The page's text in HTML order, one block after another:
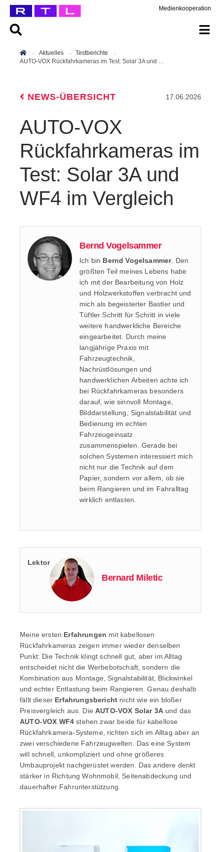
Medienkooperation
Aktuelles
Testberichte
AUTO-VOX Rückfahrkameras im Test: Solar 3A und WF4 im Vergleich
NEWS-ÜBERSICHT 17.06.2026
AUTO-VOX
Rückfahrkameras im
Test: Solar 3A und
WF4 im Vergleich
Bernd Vogelsammer
Ich bin Bernd Vogelsammer. Den
größten Teil meines Lebens habe
ich mit der Bearbeitung von Holz
und Holzwerkstoffen verbracht und
mich als begeisterter Bastler und
Tüftler Schritt für Schritt in viele
weitere handwerkliche Bereiche
eingearbeitet. Durch meine
langjährige Praxis mit
Fahrzeugtechnik,
Nachrüstlösungen und
handwerklichen Arbeiten achte ich
bei Rückfahrkameras besonders
darauf, wie sinnvoll Montage,
Bilddarstellung, Signalstabilität und
Bedienung im echten
Fahrzeugeinsatz
zusammenspielen. Gerade bei
solchen Systemen interessiert mich
nicht nur die Technik auf dem
Papier, sondern vor allem, ob sie
beim Rangieren und im Fahralltag
wirklich entlasten.
Lektor
Bernard Miletic
Meine ersten Erfahrungen mit kabellosen
Rückfahrkameras zeigen immer wieder denselben
Punkt: Die Technik klingt schnell gut, aber im Alltag
entscheidet nicht die Werbebotschaft, sondern die
Kombination aus Montage, Signalstabilität, Blickwinkel
und echter Entlastung beim Rangieren. Genau deshalb
fällt dieser Erfahrungsbericht nicht wie ein bloßer
Preisvergleich aus. DieAUTO-VOX Solar 3Aund das
AUTO-VOX WF4 stehen zwar beide für kabellose
Rückfahrkamera-Systeme, richten sich im Alltag aber an
zwei verschiedene Fahrzeugwelten. Das eine System
will schnell, unkompliziert und ohne größeres
Umbauprojekt nachgerüstet werden. Das andere denkt
stärker in Richtung Wohnmobil, Seitenabdeckung und
dauerhafter Fahrunterstützung.